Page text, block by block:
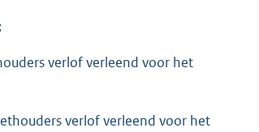
verlof verleend voor het
verlof verleend voor het